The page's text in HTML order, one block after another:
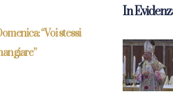
“Voi stessi
In